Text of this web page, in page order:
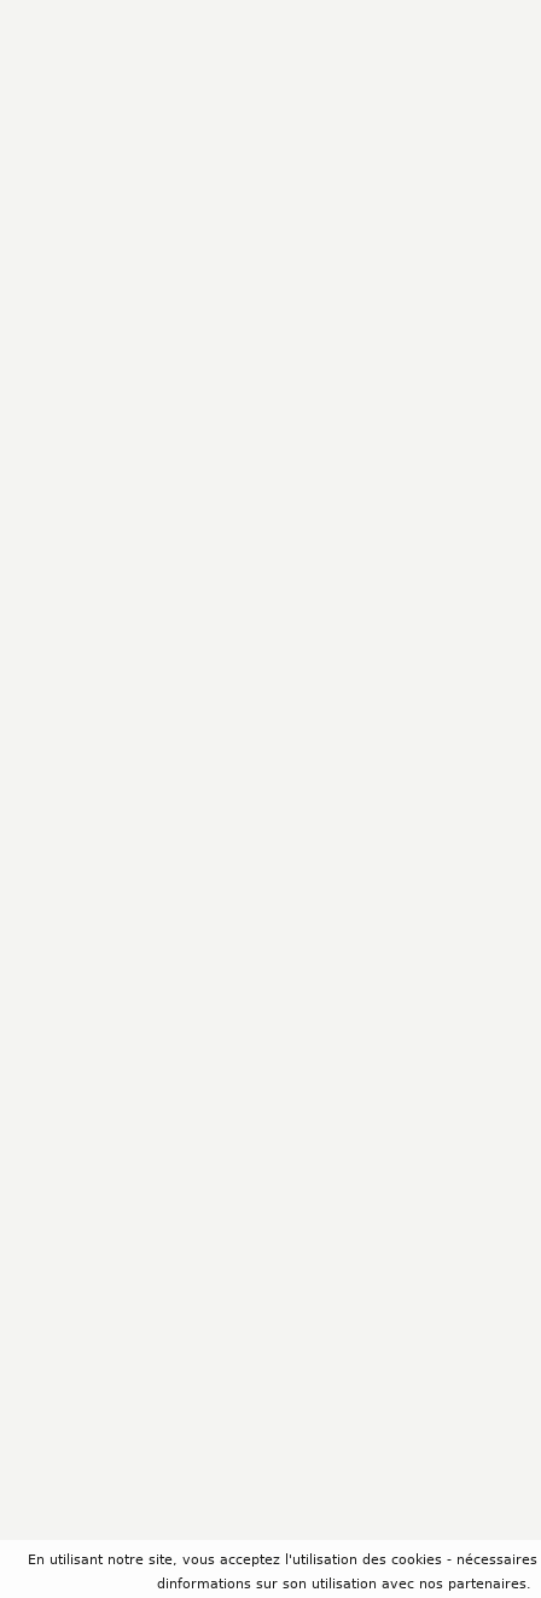
En utilisant notre site, vous acceptez l'utilisation des cookies -
dinformations sur son utilisation avec nos partenaires.